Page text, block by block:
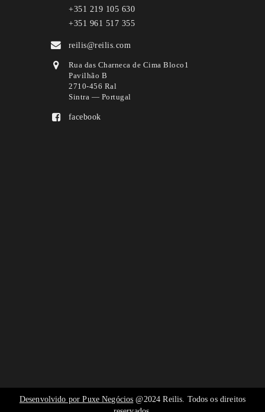
+351 219 105 630
+351 961 517 355
reilis@reilis.com
Rua das Charneca de Cima Bloco1
Pavilhão B
2710-456 Ral
Sintra — Portugal
facebook
Desenvolvido por Puxe Negócios @2024 Reilis. Todos os direitos